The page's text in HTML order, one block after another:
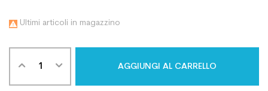
 Ultimi articoli in magazzino
AGGIUNGI AL CARRELLO